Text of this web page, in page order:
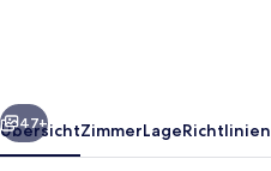
Weiter
47+
ÜbersichtZimmerLageRichtlinien